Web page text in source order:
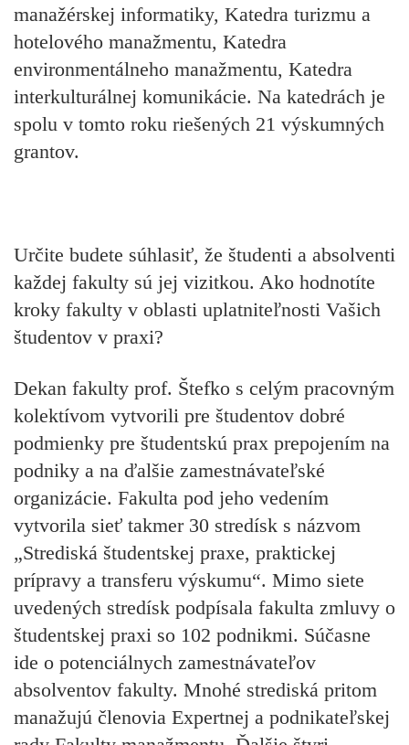
manažérskej informatiky, Katedra turizmu a
hotelového manažmentu, Katedra
environmentálneho manažmentu, Katedra
interkulturálnej komunikácie. Na katedrách je
spolu v tomto roku riešených 21 výskumných
grantov.
Určite budete súhlasiť, že študenti a absolventi
každej fakulty sú jej vizitkou. Ako hodnotíte
kroky fakulty v oblasti uplatniteľnosti Vašich
študentov v praxi?
Dekan fakulty prof. Štefko s celým pracovným
kolektívom vytvorili pre študentov dobré
podmienky pre študentskú prax prepojením na
podniky a na ďalšie zamestnávateľské
organizácie. Fakulta pod jeho vedením
vytvorila sieť takmer 30 stredísk s názvom
„Strediská študentskej praxe, praktickej
prípravy a transferu výskumu“. Mimo siete
uvedených stredísk podpísala fakulta zmluvy o
študentskej praxi so 102 podnikmi. Súčasne
ide o potenciálnych zamestnávateľov
absolventov fakulty. Mnohé strediská pritom
manažujú členovia Expertnej a podnikateľskej